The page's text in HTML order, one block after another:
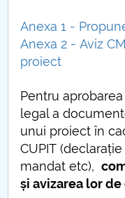
Consiliul de
Nr. de telefon si
Admitere
Români de
Facultăți
Anexa 1 -
Anexa 2 - Aviz
proiect
Pentru
legal a
unui proiect în
CUPIT
mandat etc),
și avizarea lor